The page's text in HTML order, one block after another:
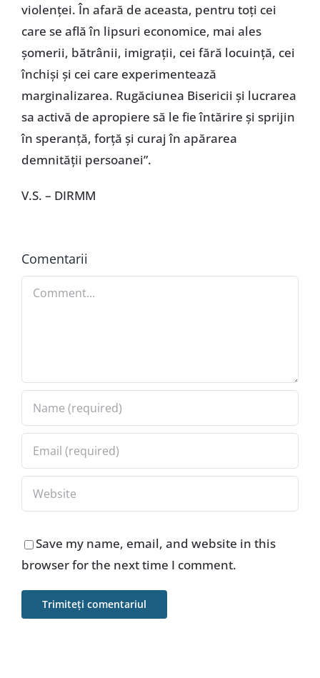
violenţei. În afară de aceasta, pentru toţi cei
care se află în lipsuri economice, mai ales
şomerii, bătrânii, imigraţii, cei fără locuinţă, cei
închişi şi cei care experimentează
marginalizarea. Rugăciunea Bisericii şi lucrarea
sa activă de apropiere să le fie întărire şi sprijin
în speranţă, forţă şi curaj în apărarea
demnităţii persoanei”.
V.S. – DIRMM
Comentarii
Comment
Save my name, email, and website in this
browser for the next time I comment.